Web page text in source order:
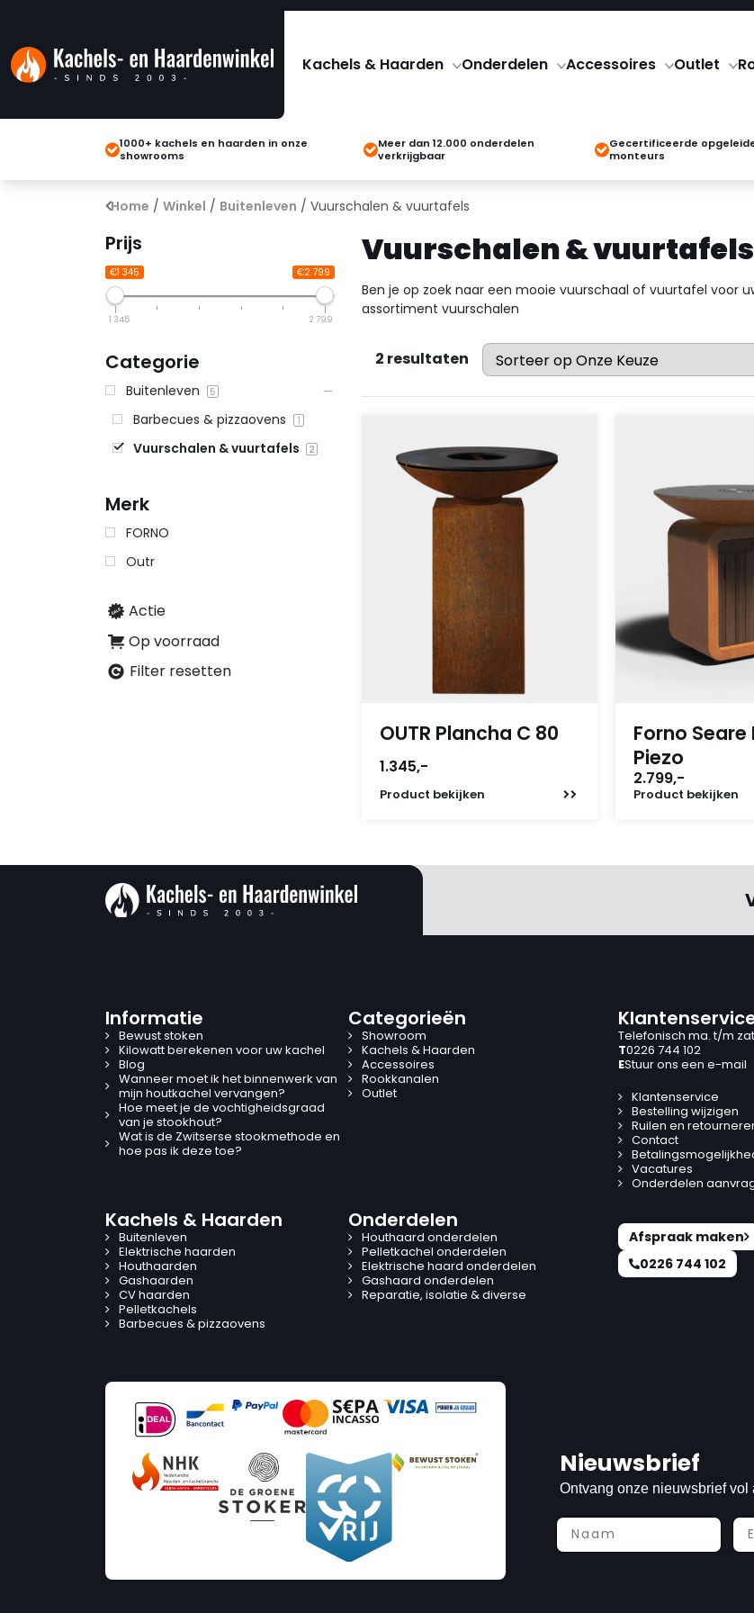
Kachels & Haarden Onderdelen Accessoires Outlet
1000+ kachels en haarden in onze
showrooms
Meer dan 12.000 onderdelen
verkrijgbaar
Gecertificeerde
monteurs
Home / Winkel / Buitenleven / Vuurschalen & vuurtafels
Prijs
€1 345 €2 799
1 345 2 799
Categorie
Buitenleven 5
Barbecues & pizzaovens 1
Vuurschalen & vuurtafels 2
Merk
FORNO
Outr
Actie
Op voorraad
Filter resetten
Vuurschalen & vuurtafels
Ben je op zoek naar een mooie vuurschaal of vuurtafel voor
assortiment vuurschalen
2 resultaten
OUTR Plancha C 80
1.345,-
Product bekijken
Forno Seare
Piezo
2.799,-
Product bekijken
Informatie
Bewust stoken
Kilowatt berekenen voor uw kachel
Blog
Wanneer moet ik het binnenwerk van
mijn houtkachel vervangen?
Hoe meet je de vochtigheidsgraad
van je stookhout?
Wat is de Zwitserse stookmethode en
hoe pas ik deze toe?
Categorieën
Showroom
Kachels & Haarden
Accessoires
Rookkanalen
Outlet
Kachels & Haarden
Buitenleven
Elektrische haarden
Houthaarden
Gashaarden
CV haarden
Pelletkachels
Barbecues & pizzaovens
Onderdelen
Houthaard onderdelen
Pelletkachel onderdelen
Elektrische haard onderdelen
Gashaard onderdelen
Reparatie, isolatie & diverse
Telefonisch ma. t/m
T0226 744 102
EStuur ons een e-mail
Klantenservice
Bestelling wijzigen
Ruilen en
Contact
Vacatures
Onderdelen
Afspraak maken
0226 744 102
Nieuwsbrief
Ontvang onze nieuwsbrief